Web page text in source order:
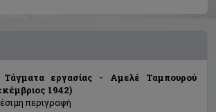
Τάγματα εργασίας - Αμελέ Ταμπουρού
1942)
περιγραφή